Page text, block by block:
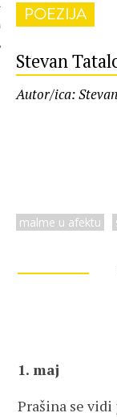
POEZIJA
Stevan
Autor/ica:
malme u afektu
1. maj
Prašina se